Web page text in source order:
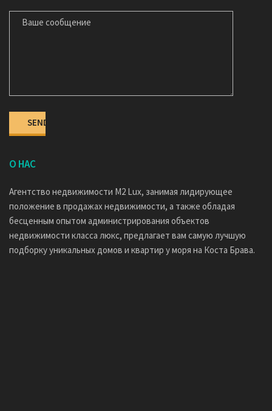
О НАС
Агентство недвижимости M2 Lux, занимая лидирующее
положение в продажах недвижимости, а также обладая
бесценным опытом администрирования объектов
недвижимости класса люкс, предлагает вам самую лучшую
подборку уникальных домов и квартир у моря на Коста Брава.